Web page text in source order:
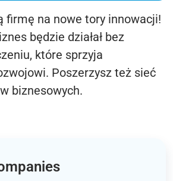
firmę na nowe tory innowacji!
będzie działał bez
które sprzyja
Poszerzysz też sieć
biznesowych.